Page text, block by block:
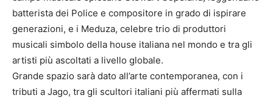
batterista dei Police e compositore in grado di ispirare
generazioni, e i Meduza, celebre trio di produttori
musicali simbolo della house italiana nel mondo e tra gli
artisti più ascoltati a livello globale.
Grande spazio sarà dato all’arte contemporanea, con i
tributi a Jago, tra gli scultori italiani più affermati sulla